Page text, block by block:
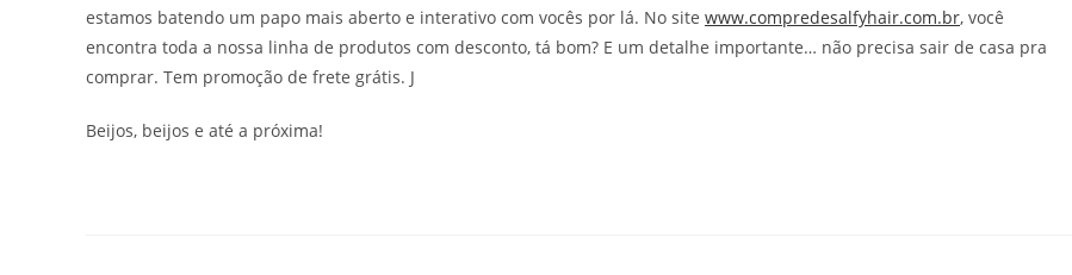
estamos batendo um papo mais aberto e interativo com vocês por lá. No site www.compredesalfyhair.com.br, você
encontra toda a nossa linha de produtos com desconto, tá bom? E um detalhe importante… não precisa sair de casa pra
comprar. Tem promoção de frete grátis. J
Beijos, beijos e até a próxima!